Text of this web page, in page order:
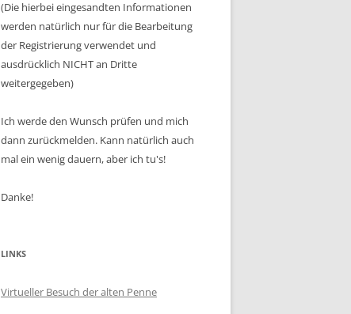
(Die hierbei eingesandten Informationen
werden natürlich nur für die Bearbeitung
der Registrierung verwendet und
ausdrücklich NICHT an Dritte
weitergegeben)
Ich werde den Wunsch prüfen und mich
dann zurückmelden. Kann natürlich auch
mal ein wenig dauern, aber ich tu's!
Danke!
LINKS
Virtueller Besuch der alten Penne